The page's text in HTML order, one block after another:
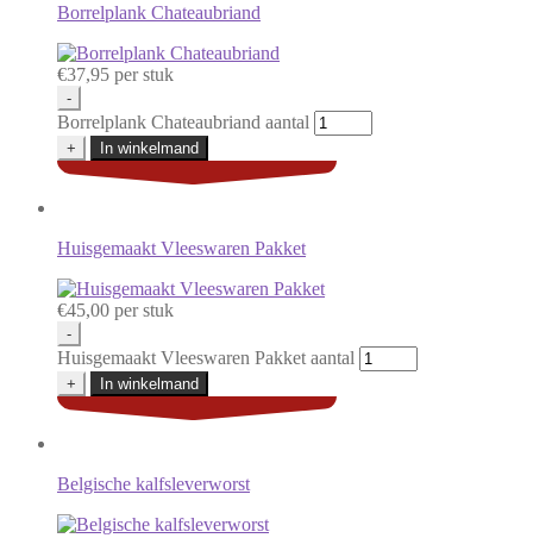
Borrelplank Chateaubriand
€37,95 per stuk
-
Borrelplank Chateaubriand aantal
+ In winkelmand
Huisgemaakt Vleeswaren Pakket
€45,00 per stuk
-
Huisgemaakt Vleeswaren Pakket aantal
+ In winkelmand
Belgische kalfsleverworst